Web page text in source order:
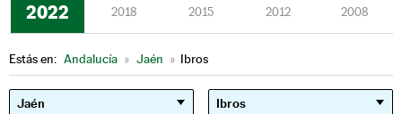
2022 2018 2015 2012 2008
Estás en: Andalucía » Jaén » Ibros